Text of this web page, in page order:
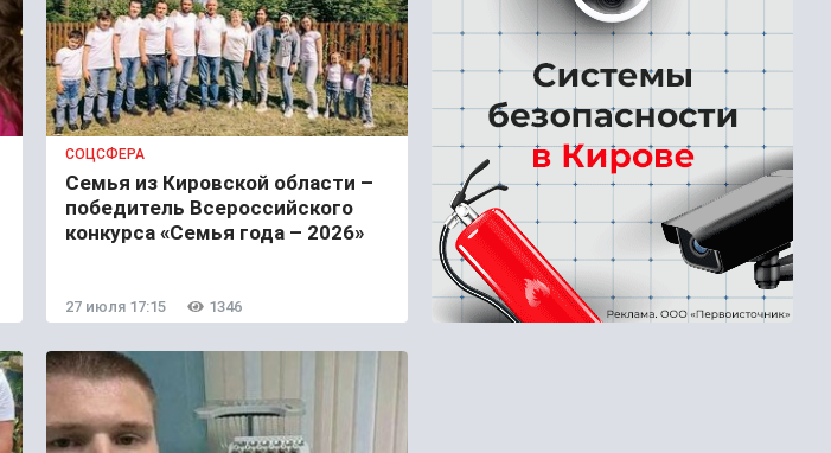
СОЦСФЕРА
Семья из Кировской области –
победитель Всероссийского
конкурса «Семья года – 2026»
27 июля 17:15 1346